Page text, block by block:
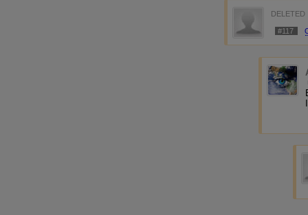
DELETED
#117